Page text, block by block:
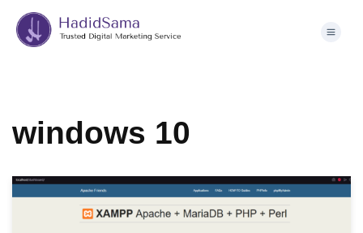
Skip
windows 10